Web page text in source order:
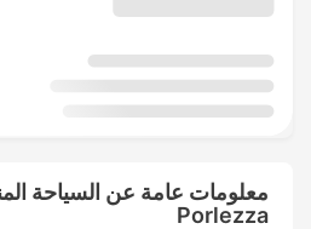
معلومات عامة عن السياحة
Porlezza